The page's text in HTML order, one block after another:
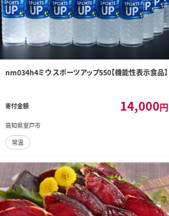
nm034h4ミウ スポーツアップ550【機能性表示食品】
寄付金額 14,000円
高知県室戸市
常温